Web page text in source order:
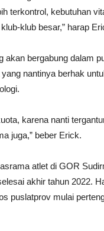
terkontrol, kebutuhan
klub besar,” harap
akan bergabung dalam
nantinya berhak
karena nanti
juga,” beber Erick.
atlet di GOR
akhir tahun 2022.
puslatprov mulai